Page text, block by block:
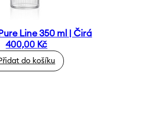
Line 350 ml | Čirá
400,00 Kč
do košíku